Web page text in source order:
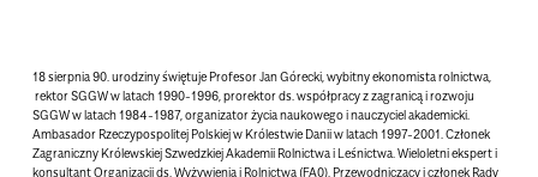
18 sierpnia 90. urodziny świętuje Profesor Jan Górecki, wybitny ekonomista rolnictwa,
rektor SGGW w latach 1990-1996, prorektor ds. współpracy z zagranicą i rozwoju
SGGW w latach 1984-1987, organizator życia naukowego i nauczyciel akademicki.
Ambasador Rzeczypospolitej Polskiej w Królestwie Danii w latach 1997-2001. Członek
Zagraniczny Królewskiej Szwedzkiej Akademii Rolnictwa i Leśnictwa. Wieloletni ekspert i
konsultant Organizacji ds. Wyżywienia i Rolnictwa (FA0). Przewodniczący i członek Rady